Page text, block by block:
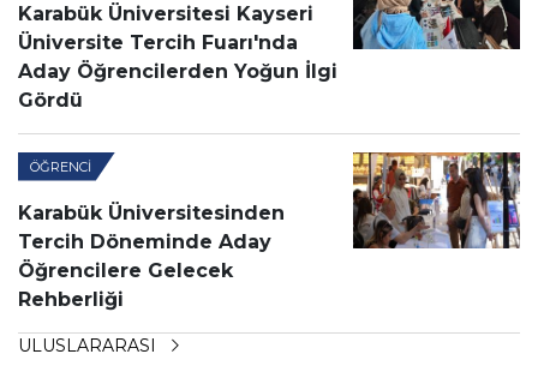
Karabük Üniversitesi Kayseri
Üniversite Tercih Fuarı'nda
Aday Öğrencilerden Yoğun İlgi
Gördü
ÖĞRENCI
Karabük Üniversitesinden
Tercih Döneminde Aday
Öğrencilere Gelecek
Rehberliği
ULUSLARARASI